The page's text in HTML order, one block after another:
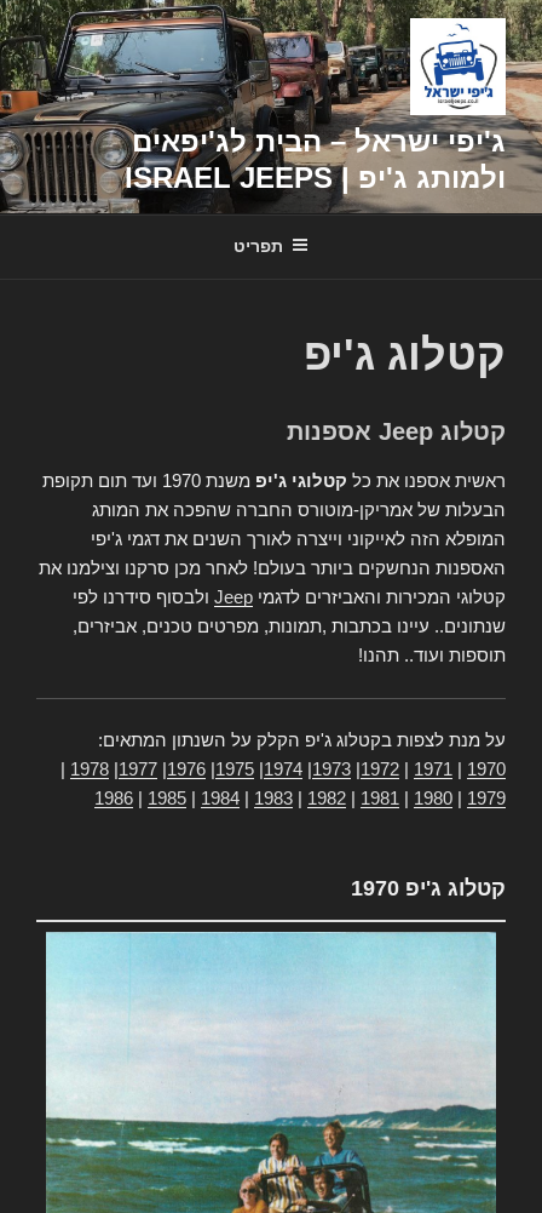
דילוג
לתוכן
ג'יפי ישראל – הבית לג'יפאים
ולמותג ג'יפ | ISRAEL JEEPS
תפריט
קטלוג ג'יפ
קטלוג Jeep אספנות
ראשית אספנו את כל קטלוגי ג'יפ
משנת 1970 ועד תום תקופת
הבעלות של אמריקן-מוטורס החברה שהפכה את המותג
המופלא הזה לאייקוני וייצרה לאורך השנים את דגמי ג'יפי
האספנות הנחשקים ביותר בעולם! לאחר מכן סרקנו וצילמנו את
קטלוגי המכירות והאביזרים לדגמי Jeep ולבסוף סידרנו לפי
שנתונים.. עיינו בכתבות ,תמונות, מפרטים טכנים, אביזרים,
תוספות ועוד.. תהנו!
על מנת לצפות בקטלוג ג'יפ הקלק על השנתון המתאים:
1970
1971
1972
1973
1974
1975
1976
1977
1978
1979
1980
1981
1982
1983
1984
1985
1986
קטלוג ג'יפ 1970